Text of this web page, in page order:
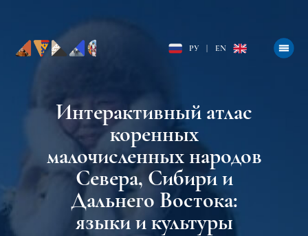
РУ EN
Интерактивный атлас
коренных
малочисленных народов
Севера, Сибири и
Дальнего Востока:
языки и культуры